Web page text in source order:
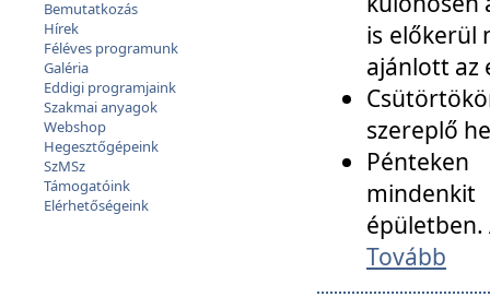
Bemutatkozás
Hírek
Féléves programunk
Galéria
Eddigi programjaink
Szakmai anyagok
Webshop
Hegesztőgépeink
SzMSz
Támogatóink
Elérhetőségeink
is előkerül
ajánlott az
szereplő
épületben.
Tovább